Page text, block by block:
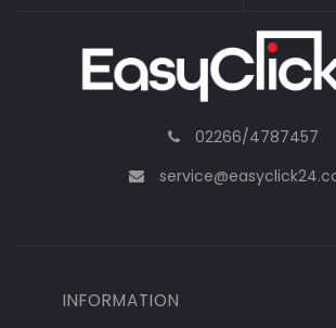
02266/4787457
INFORMATION